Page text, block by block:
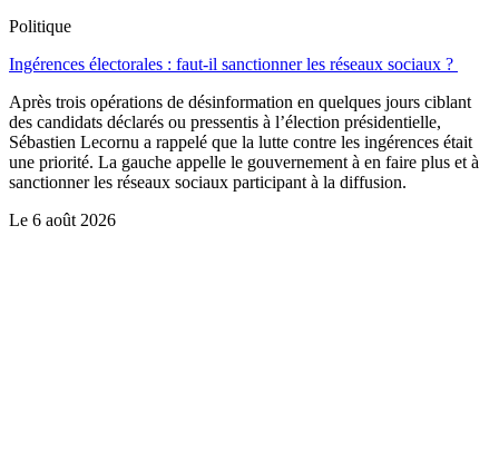
Politique
Ingérences électorales : faut-il sanctionner les réseaux sociaux ?
Après trois opérations de désinformation en quelques jours ciblant
des candidats déclarés ou pressentis à l’élection présidentielle,
Sébastien Lecornu a rappelé que la lutte contre les ingérences était
une priorité. La gauche appelle le gouvernement à en faire plus et à
sanctionner les réseaux sociaux participant à la diffusion.
Le 6 août 2026